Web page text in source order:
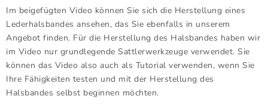
RINDLEDER GÜRTEL
SCHWEISSRIEMEN, NACHSUCHLEINE UND S
CHWEISSHALSBÄNDER
GEWEHRRIEMEN
Im beigefügten Video können Sie sich die Herstellung eines
Lederhalsbandes ansehen, das Sie ebenfalls in unserem
Angebot finden. Für die Herstellung des Halsbandes haben wir
im Video nur grundlegende Sattlerwerkzeuge verwendet. Sie
können das Video also auch als Tutorial verwenden, wenn Sie
Ihre Fähigkeiten testen und mit der Herstellung des
Halsbandes selbst beginnen möchten.